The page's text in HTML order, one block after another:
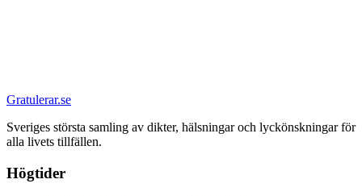
Gratulerar.se
Sveriges största samling av dikter, hälsningar och lyckönskningar för
alla livets tillfällen.
Högtider